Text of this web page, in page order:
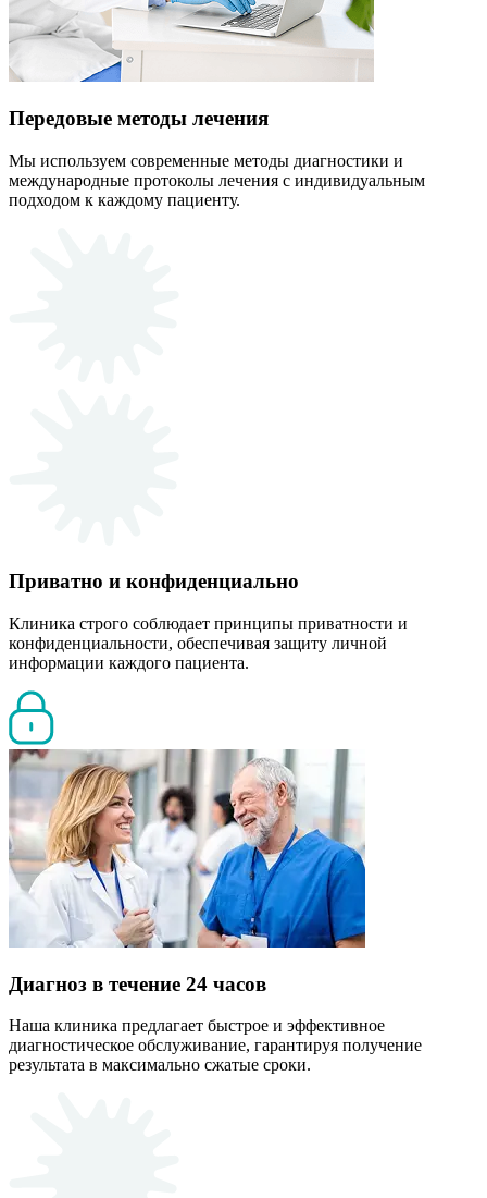
Передовые методы лечения
Мы используем современные методы диагностики и
международные протоколы лечения с индивидуальным
подходом к каждому пациенту.
Приватно и конфиденциально
Клиника строго соблюдает принципы приватности и
конфиденциальности, обеспечивая защиту личной
информации каждого пациента.
Диагноз в течение 24 часов
Наша клиника предлагает быстрое и эффективное
диагностическое обслуживание, гарантируя получение
результата в максимально сжатые сроки.